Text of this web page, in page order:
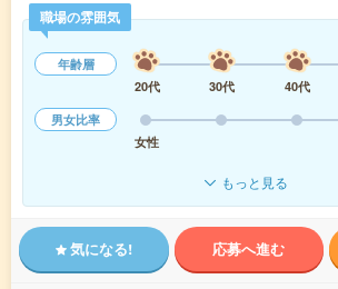
職場の雰囲気
年齢層
20代
30代 40代
男女比率
女性
もっと見る
気になる! 応募へ進む